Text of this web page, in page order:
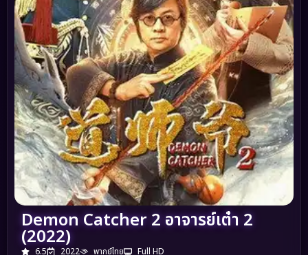
Demon Catcher 2 อาจารย์เต๋า 2
(2022)
6.5 2022 พากย์ไทย
Full HD